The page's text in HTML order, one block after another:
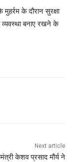
के दौरान सुरक्षा
व्यवस्था बनाए रखने के
Next article
केशव प्रसाद मौर्य ने